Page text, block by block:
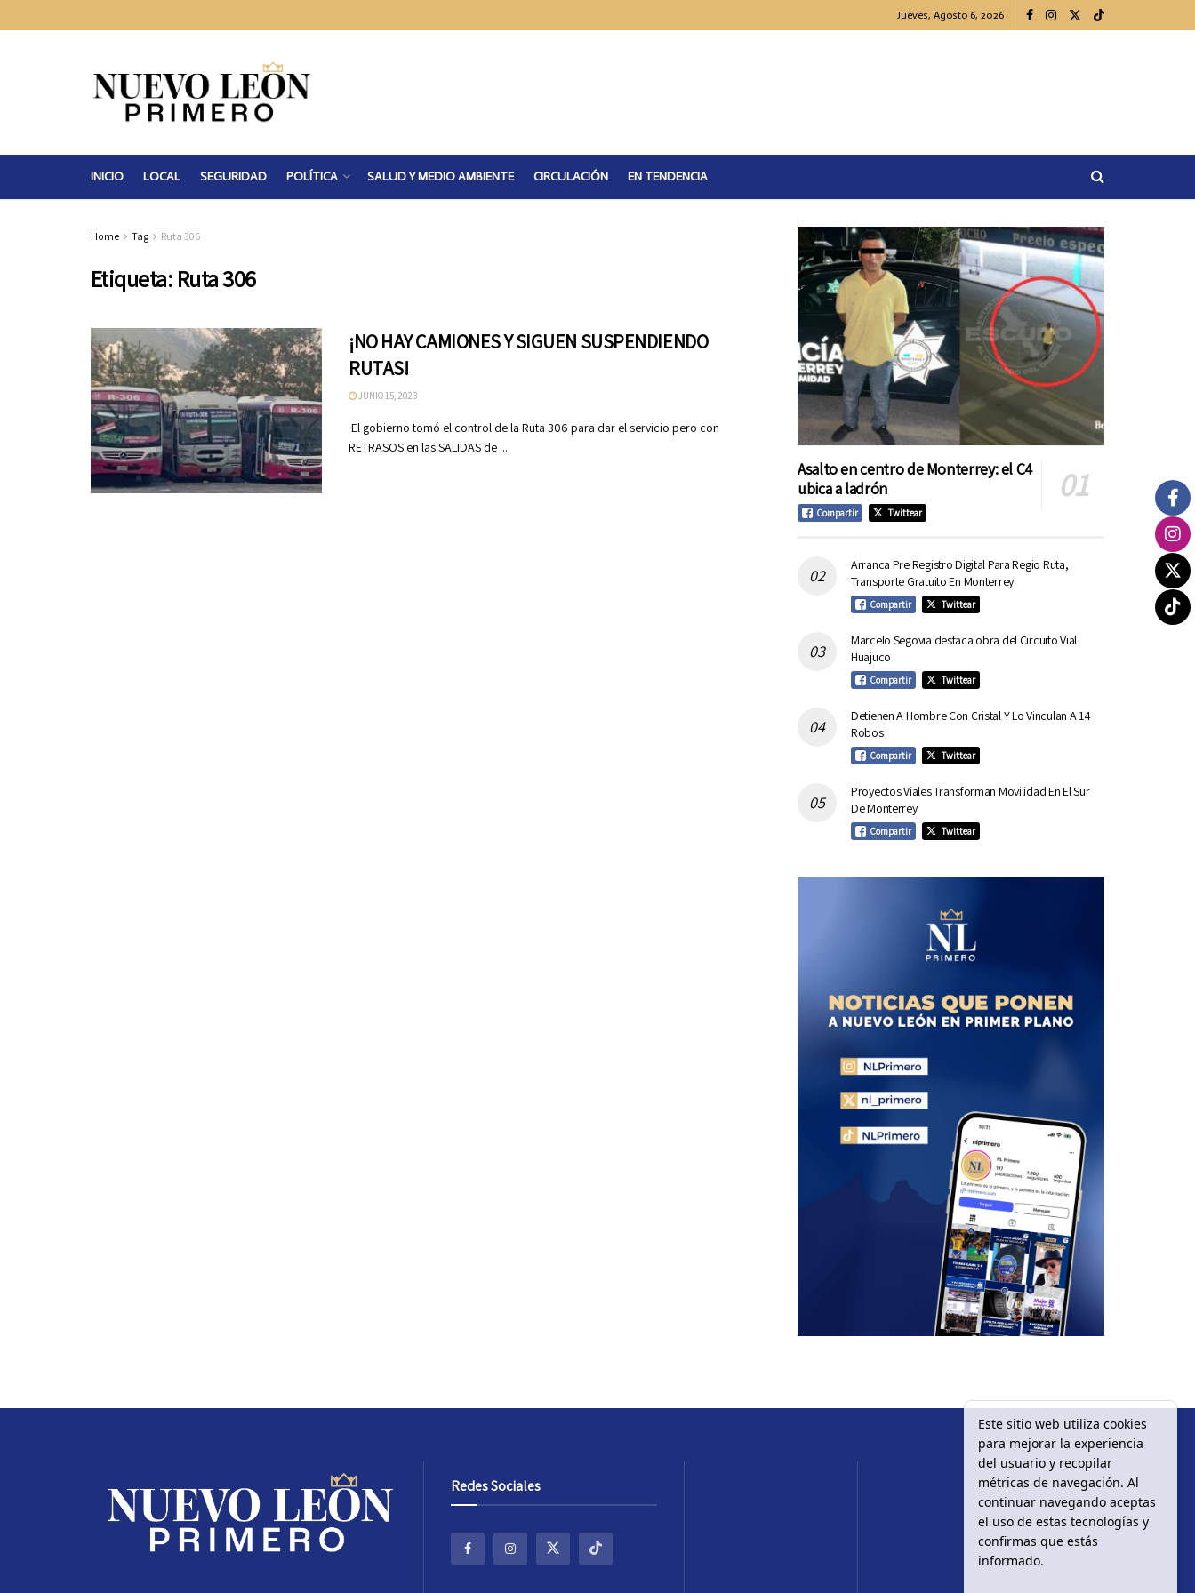
Jueves, Agosto 6, 2026
INICIO LOCAL SEGURIDAD POLÍTICA SALUD Y MEDIO AMBIENTE CIRCULACIÓN EN TENDENCIA
Home Tag Ruta 306
Etiqueta: Ruta 306
¡NO HAY CAMIONES Y SIGUEN SUSPENDIENDO
RUTAS!
JUNIO 15, 2023
El gobierno tomó el control de la Ruta 306 para dar el servicio pero con
RETRASOS en las SALIDAS de ...
Asalto en centro de Monterrey: el C4
ubica a ladrón
Compartir Twittear
Arranca Pre Registro Digital Para Regio Ruta,
Transporte Gratuito En Monterrey
Compartir Twittear
Marcelo Segovia destaca obra del Circuito Vial
Huajuco
Compartir Twittear
Detienen A Hombre Con Cristal Y Lo Vinculan A 14
Robos
Compartir Twittear
Proyectos Viales Transforman Movilidad En El Sur
De Monterrey
Compartir Twittear
Redes Sociales
Este sitio web utiliza cookies
para mejorar la experiencia
del usuario y recopilar
métricas de navegación. Al
continuar navegando aceptas
el uso de estas tecnologías y
confirmas que estás
informado.